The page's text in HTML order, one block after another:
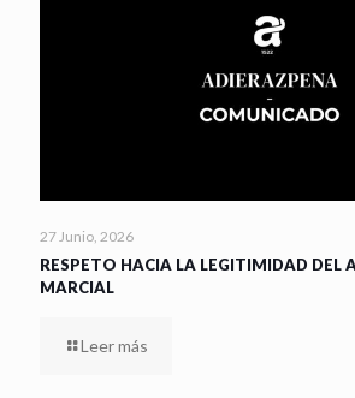
27 Junio, 2026
RESPETO HACIA LA LEGITIMIDAD DEL
MARCIAL
Leer más